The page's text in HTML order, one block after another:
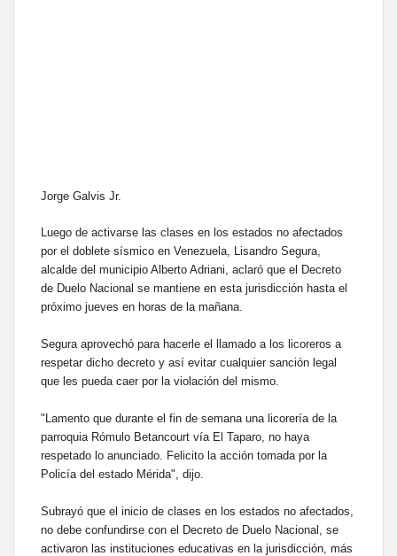
Jorge Galvis Jr.
Luego de activarse las clases en los estados no afectados
por el doblete sísmico en Venezuela, Lisandro Segura,
alcalde del municipio Alberto Adriani, aclaró que el Decreto
de Duelo Nacional se mantiene en esta jurisdicción hasta el
próximo jueves en horas de la mañana.
Segura aprovechó para hacerle el llamado a los licoreros a
respetar dicho decreto y así evitar cualquier sanción legal
que les pueda caer por la violación del mismo.
"Lamento que durante el fin de semana una licorería de la
parroquia Rómulo Betancourt vía El Taparo, no haya
respetado lo anunciado. Felicito la acción tomada por la
Policía del estado Mérida", dijo.
Subrayó que el inicio de clases en los estados no afectados,
no debe confundirse con el Decreto de Duelo Nacional, se
activaron las instituciones educativas en la jurisdicción, más